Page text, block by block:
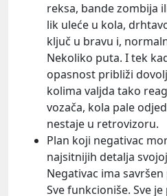
reksa, bande zombija
lik uleće u kola,
ključ u bravu i,
Nekoliko puta. I tek
opasnost približi
kolima valjda tako
vozača, kola pale
nestaje u retrovizoru.
Plan koji negativac
najsitnijih detalja
Negativac ima savršen
Sve funkcioniše. Sve